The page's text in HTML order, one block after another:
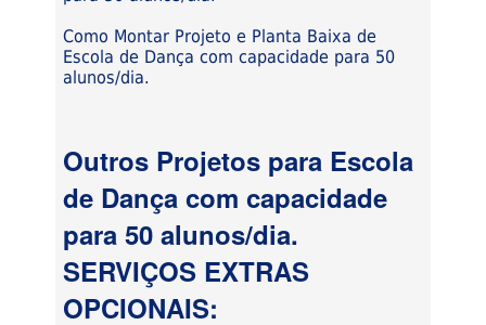
Como Montar Projeto e Planta Baixa de
Escola de Dança com capacidade para 50
alunos/dia.
Outros Projetos para Escola
de Dança com capacidade
para 50 alunos/dia.
SERVIÇOS EXTRAS
OPCIONAIS: